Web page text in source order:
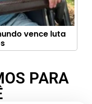
vence luta
PARA